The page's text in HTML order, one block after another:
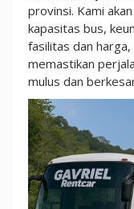
provinsi. Kami
kapasitas bus,
fasilitas dan
memastikan
mulus dan